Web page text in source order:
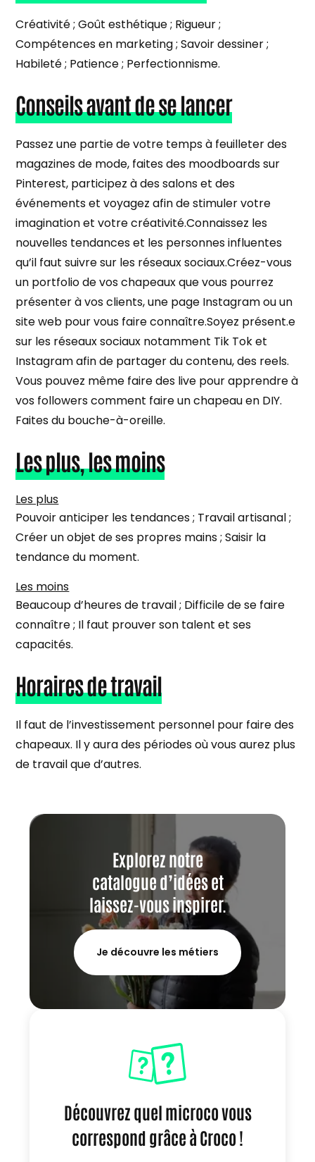
Créativité ; Goût esthétique ; Rigueur ;
Compétences en marketing ; Savoir dessiner ;
Habileté ; Patience ; Perfectionnisme.
Conseils avant de se lancer
Passez une partie de votre temps à feuilleter des
magazines de mode, faites des moodboards sur
Pinterest, participez à des salons et des
événements et voyagez afin de stimuler votre
imagination et votre créativité.Connaissez les
nouvelles tendances et les personnes influentes
qu’il faut suivre sur les réseaux sociaux.Créez-vous
un portfolio de vos chapeaux que vous pourrez
présenter à vos clients, une page Instagram ou un
site web pour vous faire connaître.Soyez présent.e
sur les réseaux sociaux notamment Tik Tok et
Instagram afin de partager du contenu, des reels.
Vous pouvez même faire des live pour apprendre à
vos followers comment faire un chapeau en DIY.
Faites du bouche-à-oreille.
Les plus, les moins
Les plus
Pouvoir anticiper les tendances ; Travail artisanal ;
Créer un objet de ses propres mains ; Saisir la
tendance du moment.
Les moins
Beaucoup d’heures de travail ; Difficile de se faire
connaître ; Il faut prouver son talent et ses
capacités.
Horaires de travail
Il faut de l’investissement personnel pour faire des
chapeaux. Il y aura des périodes où vous aurez plus
de travail que d’autres.
Explorez notre
catalogue d’idées et
laissez-vous inspirer.
Je découvre les métiers
Découvrez quel microco vous
correspond grâce à Croco !